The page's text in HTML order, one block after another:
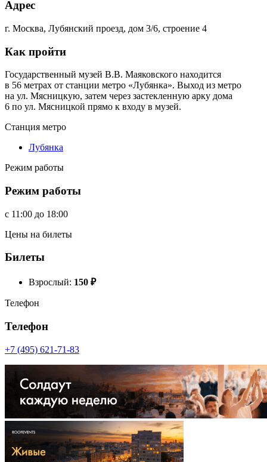
Адрес
г. Москва, Лубянский проезд, дом 3/6, строение 4
Как пройти
Государственный музей В.В. Маяковского находится
в 56 метрах от станции метро «Лубянка». Выход из метро
на ул. Мясницкую, затем через застекленную арку дома
6 по ул. Мясницкой прямо к входу в музей.
Станция метро
Лубянка
Режим работы
Режим работы
c 11:00 до 18:00
Цены на билеты
Билеты
Взрослый: 150 ₽
Телефон
Телефон
+7 (495) 621-71-83